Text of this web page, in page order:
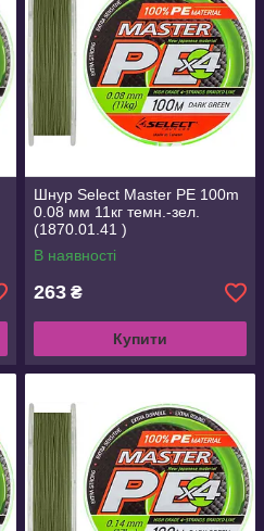
Шнур Select Master PE 100m
0.08 мм 11кг темн.-зел.
(1870.01.41 )
В наявності
263 ₴
Купити